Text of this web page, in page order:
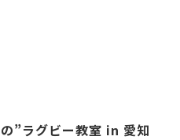
”ラグビー教室 in 愛知